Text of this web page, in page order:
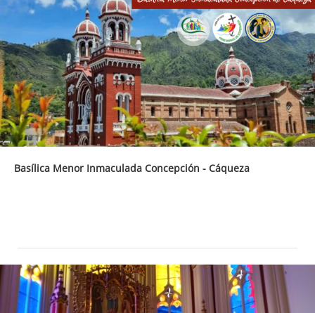
Basílica Menor Inmaculada Concepción - Cáqueza